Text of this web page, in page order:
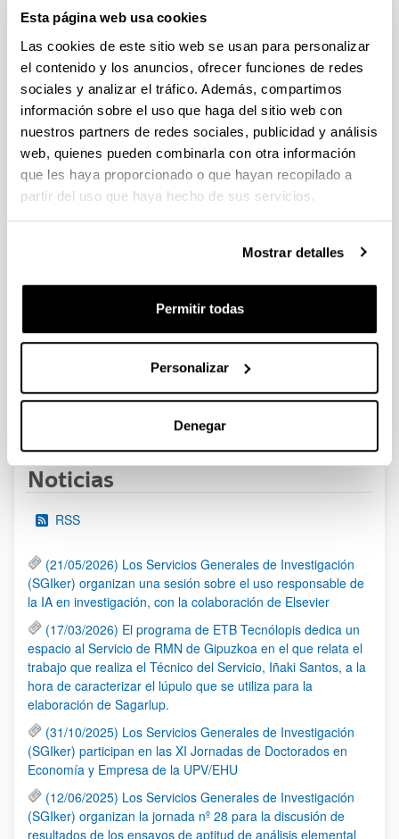
Esta página web usa cookies
Las cookies de este sitio web se usan para personalizar
el contenido y los anuncios, ofrecer funciones de redes
sociales y analizar el tráfico. Además, compartimos
información sobre el uso que haga del sitio web con
nuestros partners de redes sociales, publicidad y análisis
web, quienes pueden combinarla con otra información
que les haya proporcionado o que hayan recopilado a
partir del uso que haya hecho de sus servicios.
Mostrar detalles
Permitir todas
Personalizar
Denegar
19/07/2023 Se ha publicado la propuesta de adjudicación
CONVOCATORIA AYUDAS PARA LA FINANCIACIÓN DE
PLANES DE INVESTIGACIÓN EN COOPERACIÓN EN EL
ÁREA DE LA INTELIGENCIA ARTIFICIAL
DESARROLLADOS POR GRUPOS DE INVESTIGACIÓN
INTERDISCIPLINARES
Plazo de presentación cerrado: 13/07/2023 - 15/09/2023 23:59
EL PLAZO INTERNO DE PRESENTACIÓN DE SOLICITUDES
ES DEL 13/07/2023 AL 08/09/2023 (INCLUSIVE).
Innovación para incentivar la consolidación investigadora
14/07/2023 - Plazo interno para presentación de solicitudes:
Páginas intermedias Use TAB para desplazarse.
PáginaPágina
Noticias
RSS
(21/05/2026) Los Servicios Generales de Investigación
(SGIker) organizan una sesión sobre el uso responsable de
la IA en investigación, con la colaboración de Elsevier
(17/03/2026) El programa de ETB Tecnólopis dedica un
espacio al Servicio de RMN de Gipuzkoa en el que relata el
trabajo que realiza el Técnico del Servicio, Iñaki Santos, a la
hora de caracterizar el lúpulo que se utiliza para la
elaboración de Sagarlup.
(31/10/2025) Los Servicios Generales de Investigación
(SGIker) participan en las XI Jornadas de Doctorados en
Economía y Empresa de la UPV/EHU
(12/06/2025) Los Servicios Generales de Investigación
(SGIker) organizan la jornada nº 28 para la discusión de
resultados de los ensayos de aptitud de análisis elemental